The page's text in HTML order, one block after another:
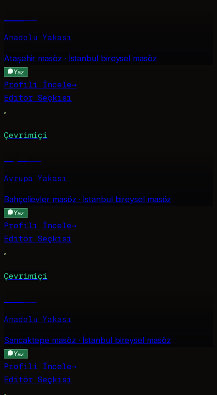
Anadolu Yakası
Ataşehir masöz · İstanbul bireysel masöz
Yaz
Profili İncele→
Editör Seçkisi
Çevrimiçi
Avrupa Yakası
Bahçelievler masöz · İstanbul bireysel masöz
Yaz
Profili İncele→
Editör Seçkisi
Çevrimiçi
Anadolu Yakası
Sancaktepe masöz · İstanbul bireysel masöz
Yaz
Profili İncele→
Editör Seçkisi